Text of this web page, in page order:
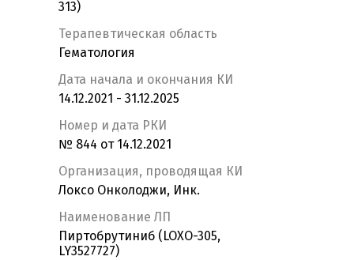
313)
Терапевтическая область
Гематология
Дата начала и окончания КИ
14.12.2021 - 31.12.2025
Номер и дата РКИ
№ 844 от 14.12.2021
Организация, проводящая КИ
Локсо Онколоджи, Инк.
Наименование ЛП
Пиртобрутиниб (LOXO-305,
LY3527727)